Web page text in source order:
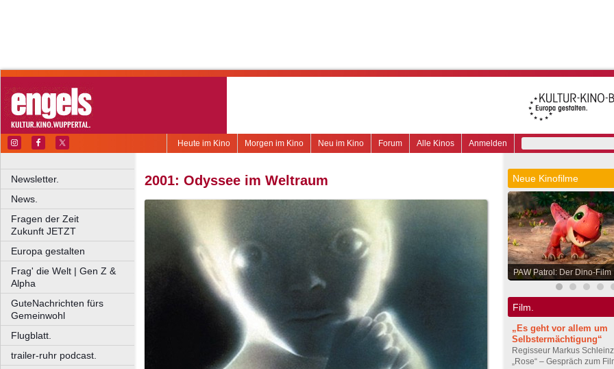
Anmelden
Alle Kinos
Forum
Neu im Kino
Morgen im Kino
Heute im Kino
Newsletter.
News.
Fragen der Zeit
Zukunft JETZT
Europa gestalten
Frag' die Welt | Gen Z &
Alpha
GuteNachrichten fürs
Gemeinwohl
Flugblatt.
trailer-ruhr podcast.
2001: Odyssee im Weltraum Neue Kinofilme
PAW Patrol: Der Dino-Film
Film.
„Es geht vor allem um
Selbstermächtigung“
Regisseur Markus
„Rose“ – Gespräch zum